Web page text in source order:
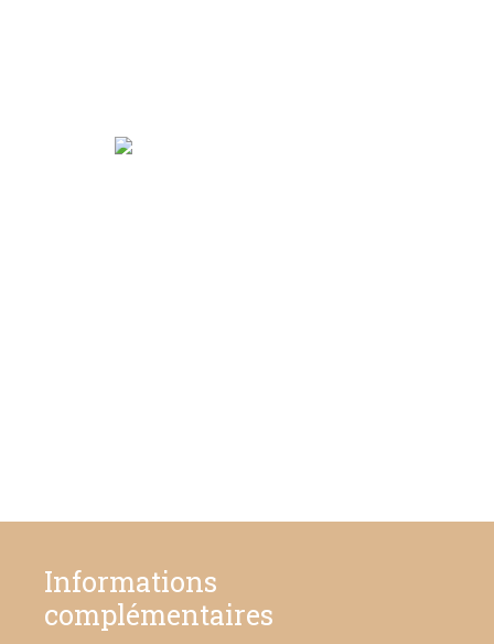
Informations
complémentaires